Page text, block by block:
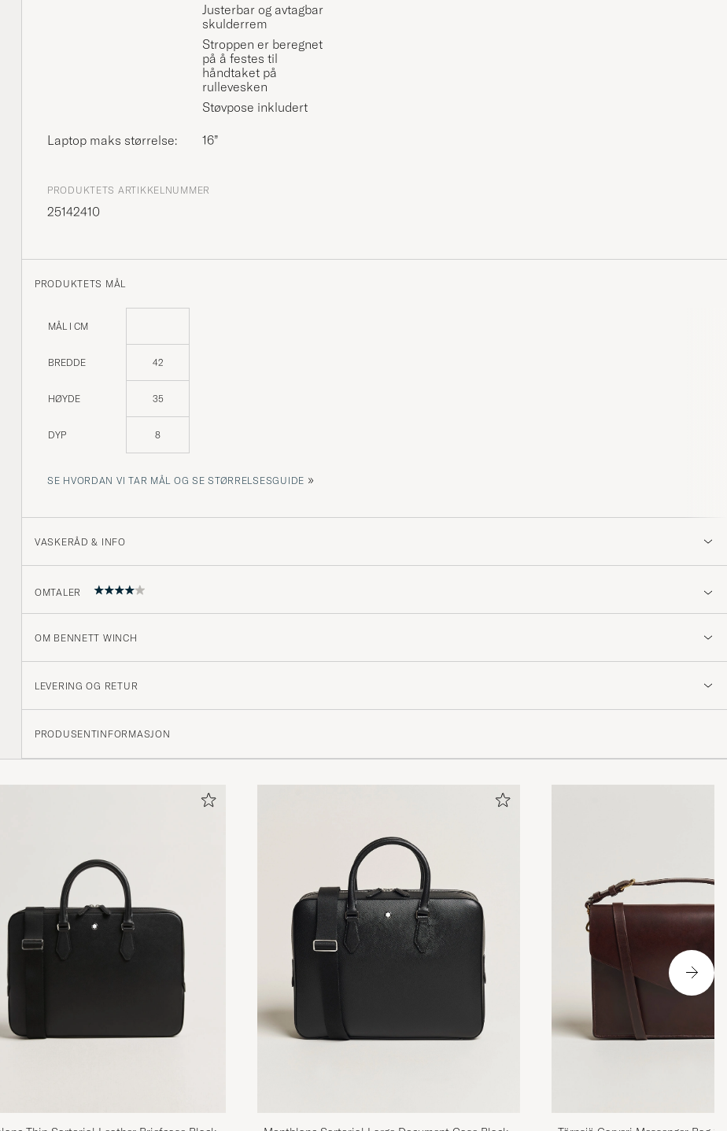
Justerbar og avtagbar
skulderrem
Stroppen er beregnet
på å festes til
håndtaket på
rullevesken
Støvpose inkludert
Laptop maks størrelse: 16”
PRODUKTETS ARTIKKELNUMMER
25142410
PRODUKTETS MÅL
MÅL I CM
BREDDE 42
HØYDE 35
DYP 8
SE HVORDAN VI TAR MÅL OG SE STØRRELSESGUIDE »
VASKERÅD & INFO
OMTALER
4
OM BENNETT WINCH
LEVERING OG RETUR
PRODUSENTINFORMASJON